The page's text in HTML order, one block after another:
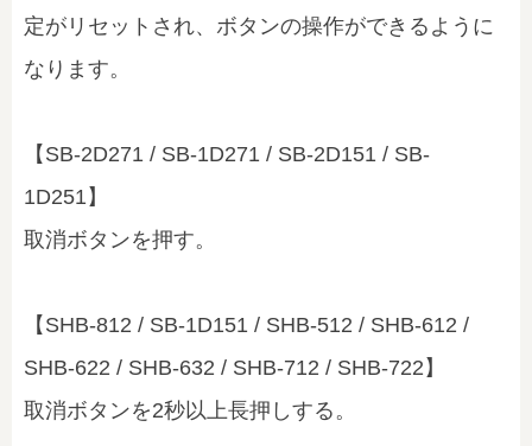
定がリセットされ、ボタンの操作ができるように
なります。
【SB-2D271 / SB-1D271 / SB-2D151 / SB-
1D251】
取消ボタンを押す。
【SHB-812 / SB-1D151 / SHB-512 / SHB-612 /
SHB-622 / SHB-632 / SHB-712 / SHB-722】
取消ボタンを2秒以上長押しする。